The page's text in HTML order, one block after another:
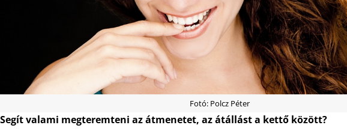
Fotó: Polcz Péter
Segít valami megteremteni az átmenetet, az átállást a kettő között?